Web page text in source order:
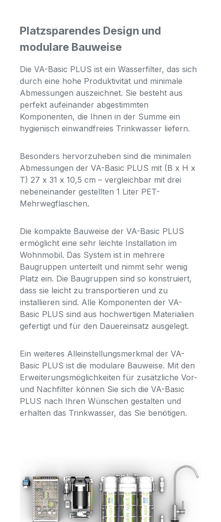
Platzsparendes Design und
modulare Bauweise
Die VA-Basic PLUS ist ein Wasserfilter, das sich
durch eine hohe Produktivität und minimale
Abmessungen auszeichnet. Sie besteht aus
perfekt aufeinander abgestimmten
Komponenten, die Ihnen in der Summe ein
hygienisch einwandfreies Trinkwasser liefern.
Besonders hervorzuheben sind die minimalen
Abmessungen der VA-Basic PLUS mit (B x H x
T) 27 x 31 x 10,5 cm – vergleichbar mit drei
nebeneinander gestellten 1 Liter PET-
Mehrwegflaschen.
Die kompakte Bauweise der VA-Basic PLUS
ermöglicht eine sehr leichte Installation im
Wohnmobil. Das System ist in mehrere
Baugruppen unterteilt und nimmt sehr wenig
Platz ein. Die Baugruppen sind so konstruiert,
dass sie leicht zu transportieren und zu
installieren sind. Alle Komponenten der VA-
Basic PLUS sind aus hochwertigen Materialien
gefertigt und für den Dauereinsatz ausgelegt.
Ein weiteres Alleinstellungsmerkmal der VA-
Basic PLUS ist die modulare Bauweise. Mit den
Erweiterungsmöglichkeiten für zusätzliche Vor-
und Nachfilter können Sie sich die VA-Basic
PLUS nach Ihren Wünschen gestalten und
erhalten das Trinkwasser, das Sie benötigen.